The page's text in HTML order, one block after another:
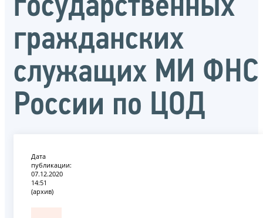
государственных
гражданских
служащих МИ ФНС
России по ЦОД
Дата
публикации:
07.12.2020
14:51
(архив)